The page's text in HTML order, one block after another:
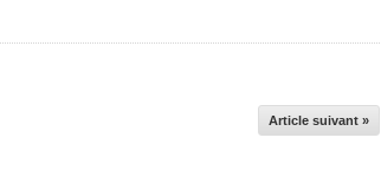
Article suivant »